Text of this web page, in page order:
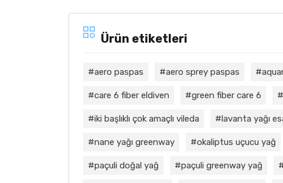
Ürün etiketleri
aero paspas aero sprey paspas
care 6 fiber eldiven green fiber care 6
iki başlıklı çok amaçlı vileda lavanta yağı
nane yağı greenway okaliptus uçucu yağ
paçuli doğal yağ paçuli greenway yağ